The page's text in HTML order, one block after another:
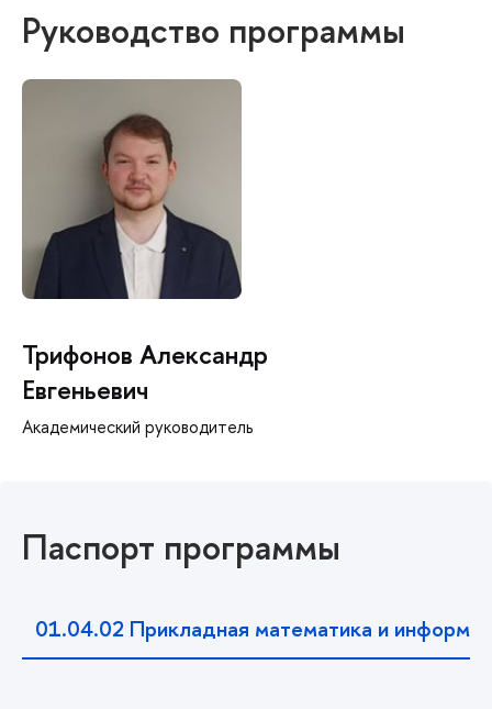
Руководство программы
Трифонов Александр
Евгеньевич
Академический руководитель
Паспорт программы
01.04.02 Прикладная математика и